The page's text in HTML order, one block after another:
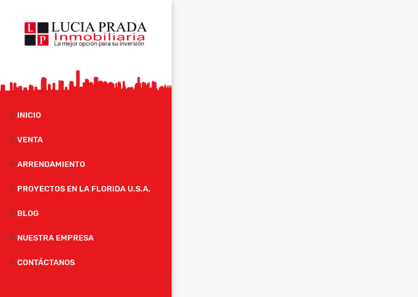
INICIO
VENTA
ARRENDAMIENTO
PROYECTOS EN LA FLORIDA U.S.A.
BLOG
NUESTRA EMPRESA
CONTÁCTANOS